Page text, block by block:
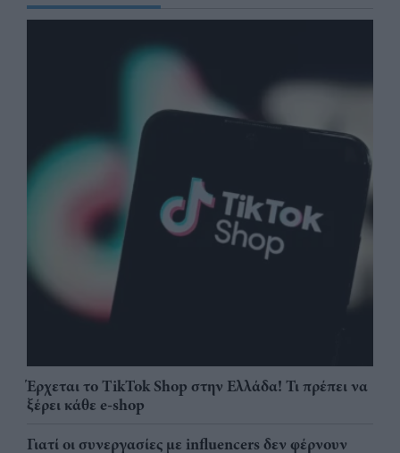
Έρχεται το TikTok Shop στην Ελλάδα! Τι πρέπει να
ξέρει κάθε e-shop
Γιατί οι συνεργασίες με influencers δεν φέρνουν